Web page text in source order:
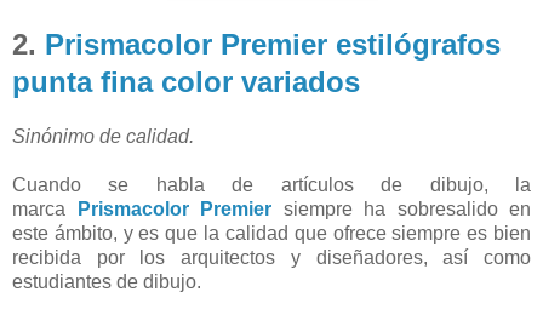
2. Prismacolor Premier estilógrafos
punta fina color variados
Sinónimo de calidad.
Cuando se habla de artículos de dibujo, la
marca
Prismacolor Premier siempre ha sobresalido en
este ámbito, y es que la calidad que ofrece siempre es bien
recibida por los arquitectos y diseñadores, así como
estudiantes de dibujo.